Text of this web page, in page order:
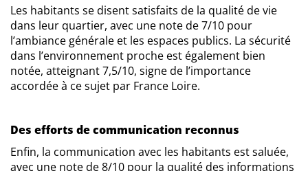
Les habitants se disent satisfaits de la qualité de vie
dans leur quartier, avec une note de 7/10 pour
l’ambiance générale et les espaces publics. La sécurité
dans l’environnement proche est également bien
notée, atteignant 7,5/10, signe de l’importance
accordée à ce sujet par France Loire.
Des efforts de communication reconnus
Enfin, la communication avec les habitants est saluée,
avec une note de 8/10 pour la qualité des informations